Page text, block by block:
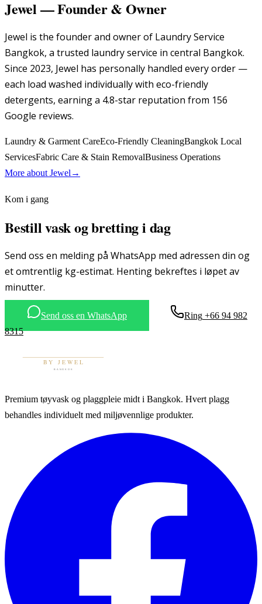
Jewel —Founder & Owner
Jewel is the founder and owner of Laundry Service
Bangkok, a trusted laundry service in central Bangkok.
Since 2023, Jewel has personally handled every order —
each load washed individually with eco-friendly
detergents, earning a 4.8-star reputation from 156
Google reviews.
Laundry & Garment CareEco-Friendly CleaningBangkok Local
ServicesFabric Care & Stain RemovalBusiness Operations
More about Jewel →
Kom i gang
Bestill vask og bretting i dag
Send oss en melding på WhatsApp med adressen din og
et omtrentlig kg-estimat. Henting bekreftes i løpet av
minutter.
Send oss en WhatsApp Ring +66 94 982
8315
Premium tøyvask og plaggpleie midt i Bangkok. Hvert plagg
behandles individuelt med miljøvennlige produkter.